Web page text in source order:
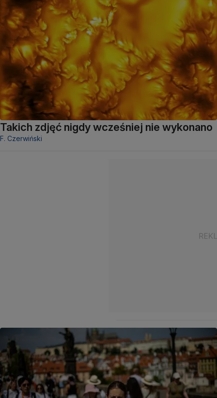
Takich zdjęć nigdy wcześniej nie wykonano
F. Czerwiński